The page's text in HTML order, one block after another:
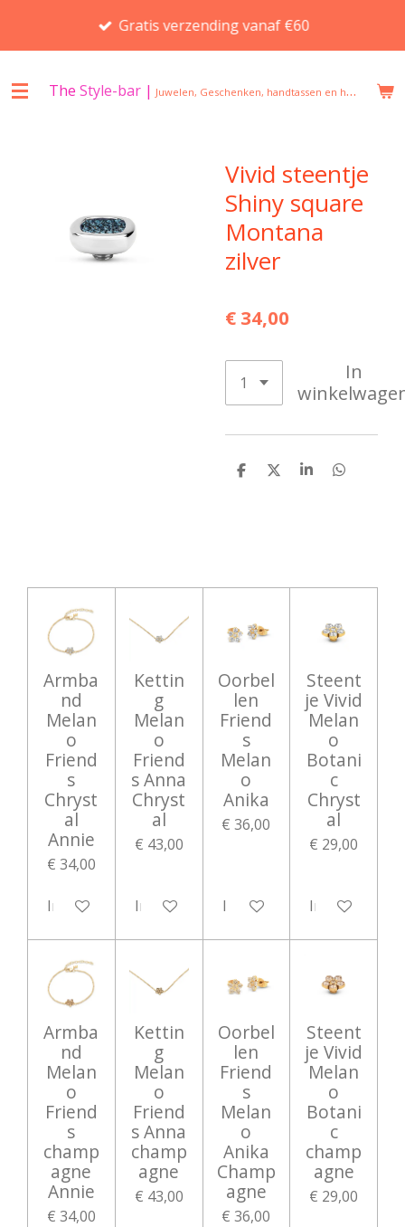
de
Gratis verzending vanaf €60
The Style-bar | Juwelen, Geschenken, handtassen en huisgeuren in Beveren
Vivid steentje
Shiny square
Montana
zilver
€ 34,00
In
D
D
S
D
Armba
nd
Melan
o
Friend
s
Chryst
al
Annie
€ 34,00
In winkelwagen
Kettin
g
Melan
o
Friend
s Anna
Chryst
al
€ 43,00
In winkelwagen
Oorbel
len
Friend
s
Melan
o
Anika
€ 36,00
In winkelwagen
Steent
je Vivid
Melan
o
Botani
c
Chryst
al
€ 29,00
In
Armba
nd
Melan
o
Friend
s
champ
agne
Annie
€ 34,00
Kettin
g
Melan
o
Friend
s Anna
champ
agne
€ 43,00
Oorbel
len
Friend
s
Melan
o
Anika
Champ
agne
€ 36,00
Steent
je Vivid
Melan
o
Botani
c
champ
agne
€ 29,00